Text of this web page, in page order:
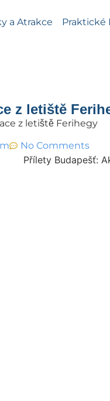
a Atrakce Praktické
z letiště
z letiště Ferihegy
No Comments